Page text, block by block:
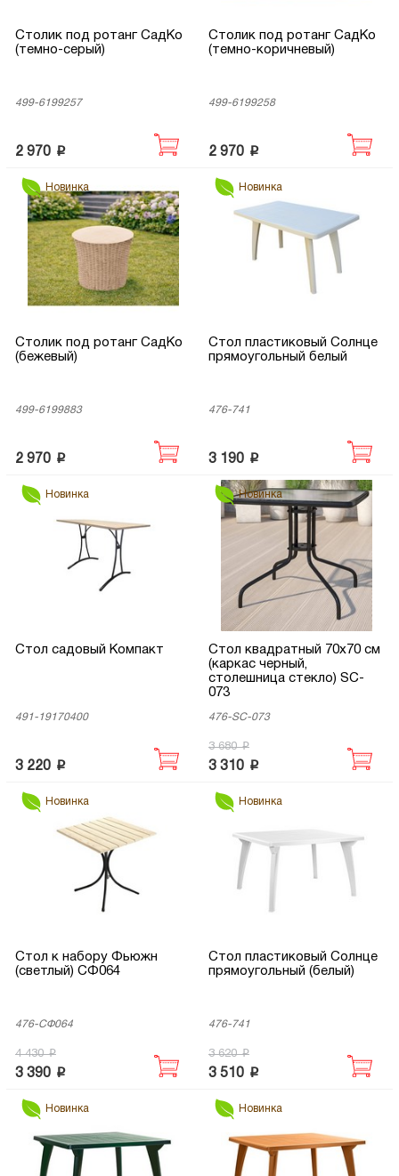
Столик под ротанг СадКо
(темно-серый)
499-6199257
2 970 p
Столик под ротанг СадКо
(темно-коричневый)
499-6199258
2 970 p
Новинка
Столик под ротанг СадКо
(бежевый)
499-6199883
2 970 p
Новинка
Стол пластиковый Солнце
прямоугольный белый
476-741
3 190 p
Новинка
Стол садовый Компакт
491-19170400
3 220 p
Новинка
Стол квадратный 70х70 см
(каркас черный,
столешница стекло) SC-
073
476-SC-073
3 310 p
3 680 p
Новинка
Стол к набору Фьюжн
(светлый) СФ064
476-СФ064
3 390 p
4 430 p
Новинка
Стол пластиковый Солнце
прямоугольный (белый)
476-741
3 510 p
3 620 p
Новинка Новинка